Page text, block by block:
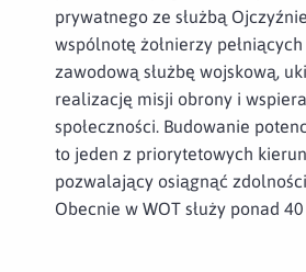
prywatnego ze służbą
wspólnotę żołnierzy
zawodową służbę wojskową,
realizację misji obrony i
społeczności. Budowanie
to jeden z priorytetowych
pozwalający osiągnąć
Obecnie w WOT służy ponad 40